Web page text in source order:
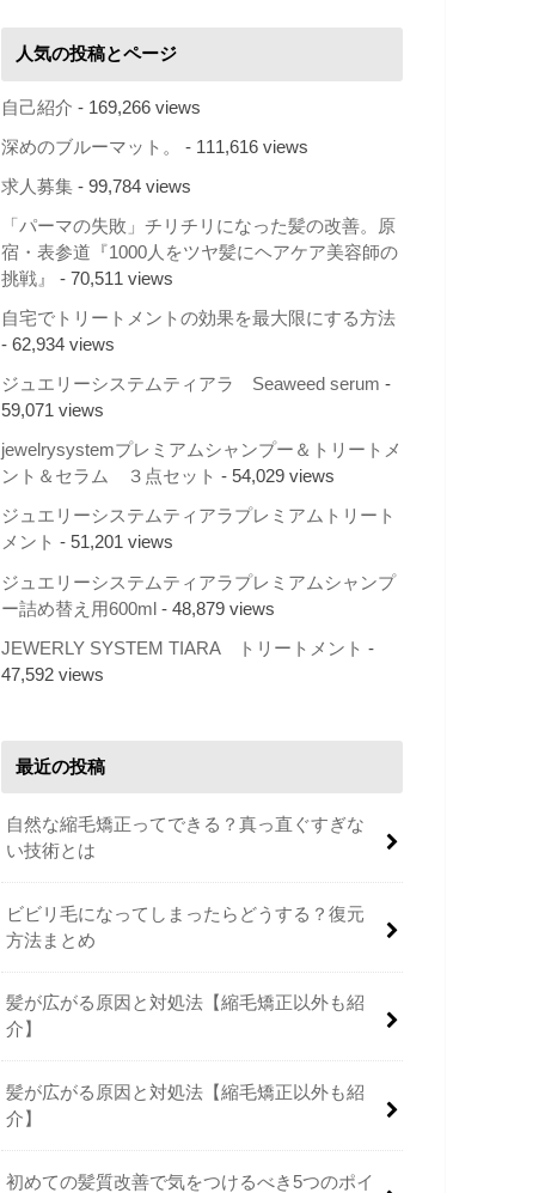
人気の投稿とページ
自己紹介 - 169,266 views
深めのブルーマット。 - 111,616 views
求人募集 - 99,784 views
「パーマの失敗」チリチリになった髪の改善。原
宿・表参道『1000人をツヤ髪にヘアケア美容師の
挑戦』
- 70,511 views
自宅でトリートメントの効果を最大限にする方法
- 62,934 views
ジュエリーシステムティアラ Seaweed serum -
59,071 views
jewelrysystemプレミアムシャンプー＆トリートメ
ント＆セラム ３点セット - 54,029 views
ジュエリーシステムティアラプレミアムトリート
メント - 51,201 views
ジュエリーシステムティアラプレミアムシャンプ
ー詰め替え用600ml - 48,879 views
JEWERLY SYSTEM TIARA トリートメント -
47,592 views
最近の投稿
自然な縮毛矯正ってできる？真っ直ぐすぎな
い技術とは
ビビリ毛になってしまったらどうする？復元
方法まとめ
髪が広がる原因と対処法【縮毛矯正以外も紹
介】
髪が広がる原因と対処法【縮毛矯正以外も紹
介】
初めての髪質改善で気をつけるべき5つのポイ